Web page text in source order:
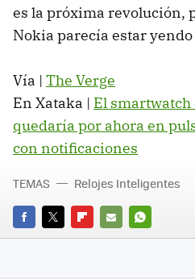
es la próxima revolución,
Nokia parecía estar
Vía | The Verge
En Xataka | El smartwatch
quedaría por ahora en
con notificaciones
FACEBOOK
TWITTERFLIPBOARD
E-
WHATSAPP
TEMAS Relojes Inteligentes